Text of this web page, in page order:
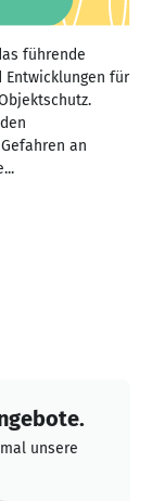
führende
für
an
unsere